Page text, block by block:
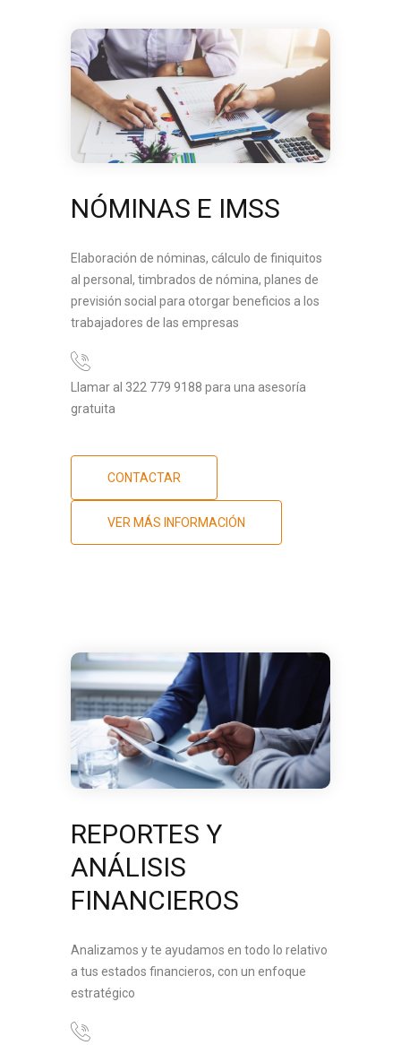
NÓMINAS E IMSS
Elaboración de nóminas, cálculo de finiquitos
al personal, timbrados de nómina, planes de
previsión social para otorgar beneficios a los
trabajadores de las empresas
Llamar al 322 779 9188 para una asesoría
gratuita
CONTACTAR
VER MÁS INFORMACIÓN
REPORTES Y
ANÁLISIS
FINANCIEROS
Analizamos y te ayudamos en todo lo relativo
a tus estados financieros, con un enfoque
estratégico